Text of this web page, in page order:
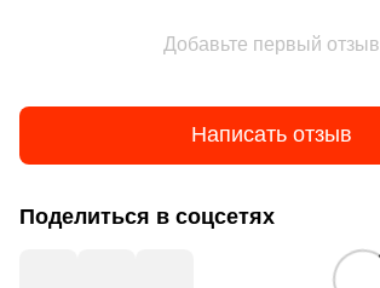
Добавьте первый отзыв
Написать отзыв
Поделиться в соцсетях